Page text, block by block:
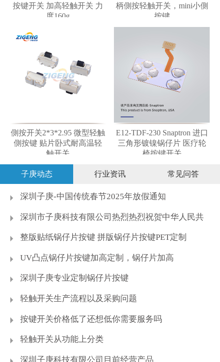
按键开关 加高轻触开关 力
度160g
柄側按轻触开关，mini小側
按键
側按开关2*3*2.95 微型轻触
側按键 贴片卧式耐高温轻
触开关
E12-TDF-230 Snaptron 进口
三角形镀镍锅仔片 医疗轮
椅按键开关
子庚动态 行业资讯 常见问答
深圳子庚-中国传统春节2025年放假通知
深圳市子庚科技有限公司热烈热烈祝贺中华人民共
和国成立70周年
整版贴纸锅仔片按键 拼版锅仔片按键PET定制
UV凸点锅仔片按键加高定制，锅仔片加高
深圳子庚专业定制锅仔片按键
轻触开关生产流程以及采购问题
按键开关价格低了还想低你需要服务吗
轻触开关从功能上分类
深圳子庚科技有限公司目前经营产品